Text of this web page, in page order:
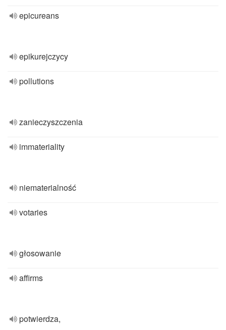
epicureans
epikurejczycy
pollutions
zanieczyszczenia
immateriality
niematerialność
votaries
głosowanie
affirms
potwierdza,